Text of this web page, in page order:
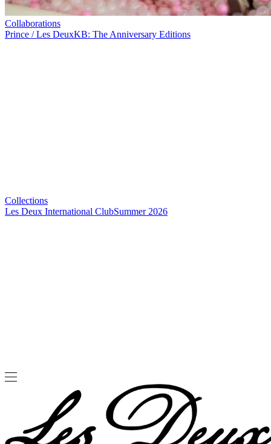
Collaborations
Prince / Les DeuxKB: The Anniversary Editions
Collections
Les Deux International ClubSummer 2026